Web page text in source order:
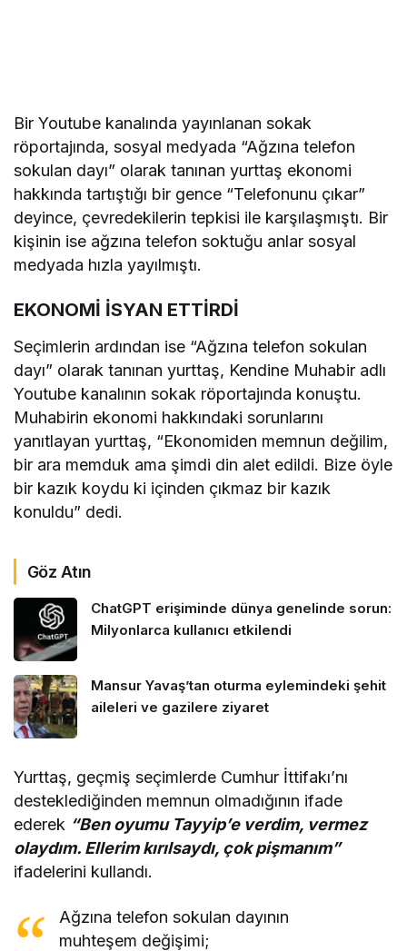
Bir Youtube kanalında yayınlanan sokak
röportajında, sosyal medyada “Ağzına telefon
sokulan dayı” olarak tanınan yurttaş ekonomi
hakkında tartıştığı bir gence “Telefonunu çıkar”
deyince, çevredekilerin tepkisi ile karşılaşmıştı. Bir
kişinin ise ağzına telefon soktuğu anlar sosyal
medyada hızla yayılmıştı.
EKONOMİ İSYAN ETTİRDİ
Seçimlerin ardından ise “Ağzına telefon sokulan
dayı” olarak tanınan yurttaş, Kendine Muhabir adlı
Youtube kanalının sokak röportajında konuştu.
Muhabirin ekonomi hakkındaki sorunlarını
yanıtlayan yurttaş, “Ekonomiden memnun değilim,
bir ara memduk ama şimdi din alet edildi. Bize öyle
bir kazık koydu ki içinden çıkmaz bir kazık
konuldu” dedi.
Göz Atın
ChatGPT erişiminde dünya genelinde sorun:
Milyonlarca kullanıcı etkilendi
Mansur Yavaş’tan oturma eylemindeki şehit
aileleri ve gazilere ziyaret
Yurttaş, geçmiş seçimlerde Cumhur İttifakı’nı
desteklediğinden memnun olmadığının ifade
ederek “Ben oyumu Tayyip’e verdim, vermez
olaydım. Ellerim kırılsaydı, çok pişmanım”
ifadelerini kullandı.
Ağzına telefon sokulan dayının
muhteşem değişimi;